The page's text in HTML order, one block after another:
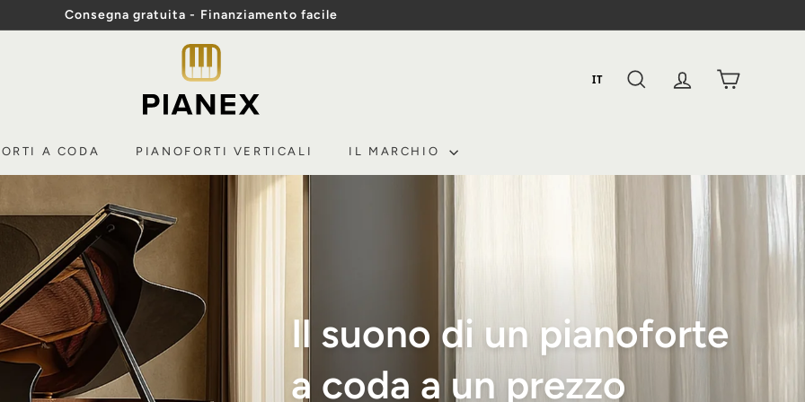
Mostra
diapositive
Pausa
Consegna gratuita - Finanziamento facile
i
a
n
e
IT
RICERCACONTOCESTINO
A CODA PIANOFORTI VERTICALI IL MARCHIO
Il suono di un pianoforte
a coda a un prezzo